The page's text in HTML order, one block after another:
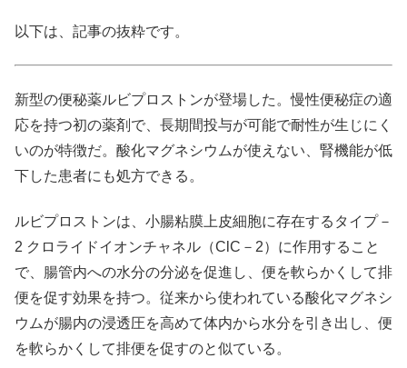
以下は、記事の抜粋です。
新型の便秘薬ルビプロストンが登場した。慢性便秘症の適
応を持つ初の薬剤で、長期間投与が可能で耐性が生じにく
いのが特徴だ。酸化マグネシウムが使えない、腎機能が低
下した患者にも処方できる。
ルビプロストンは、小腸粘膜上皮細胞に存在するタイプ－
2 クロライドイオンチャネル（ClC－2）に作用すること
で、腸管内への水分の分泌を促進し、便を軟らかくして排
便を促す効果を持つ。従来から使われている酸化マグネシ
ウムが腸内の浸透圧を高めて体内から水分を引き出し、便
を軟らかくして排便を促すのと似ている。